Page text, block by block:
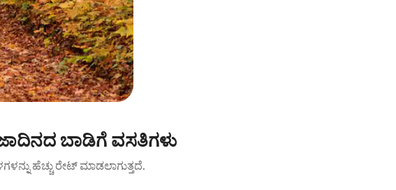
ಬಾಡಿಗೆ ವಸತಿಗಳು
ಹೆಚ್ಚು ರೇಟ್ ಮಾಡಲಾಗುತ್ತದೆ.